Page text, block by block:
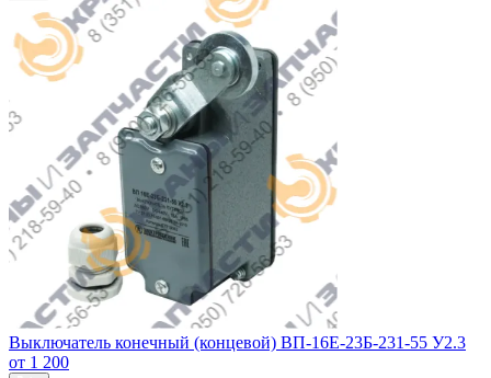
Выключатель конечный (концевой) ВП-16Е-23Б-231-55 У2.3
от 1 200